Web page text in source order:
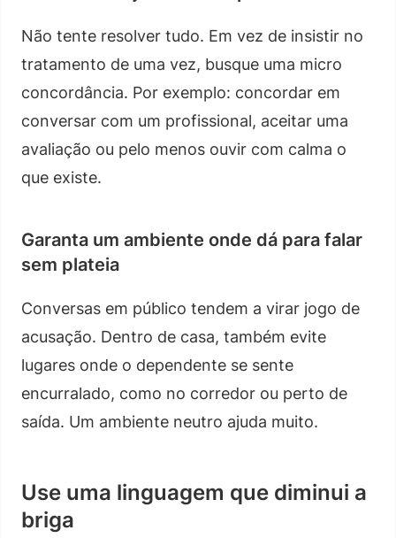
Não tente resolver tudo. Em vez de insistir no
tratamento de uma vez, busque uma micro
concordância. Por exemplo: concordar em
conversar com um profissional, aceitar uma
avaliação ou pelo menos ouvir com calma o
que existe.
Garanta um ambiente onde dá para falar
sem plateia
Conversas em público tendem a virar jogo de
acusação. Dentro de casa, também evite
lugares onde o dependente se sente
encurralado, como no corredor ou perto de
saída. Um ambiente neutro ajuda muito.
Use uma linguagem que diminui a
briga